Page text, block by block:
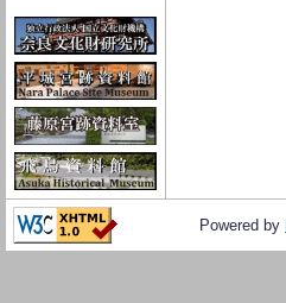
Powered by